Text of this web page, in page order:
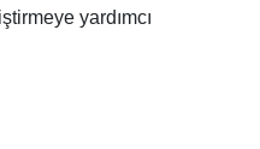
yardımcı